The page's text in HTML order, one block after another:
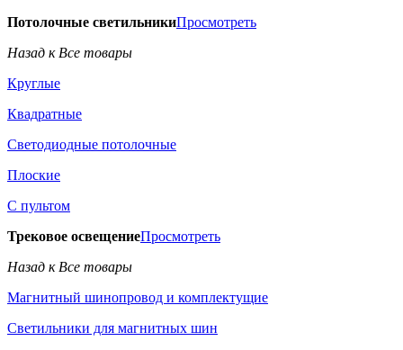
Потолочные светильникиПросмотреть
Назад к Все товары
Круглые
Квадратные
Светодиодные потолочные
Плоские
С пультом
Трековое освещениеПросмотреть
Назад к Все товары
Магнитный шинопровод и комплектущие
Светильники для магнитных шин